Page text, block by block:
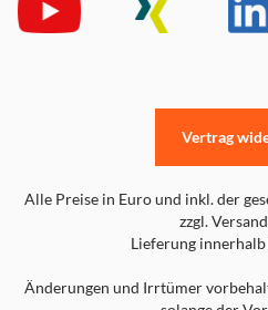
Tausche je nach Lust und
einfach zusammen, drücke
Alle Preise in Euro und inkl. der
zzgl.
Lieferung
Änderungen und Irrtümer
Vertrag